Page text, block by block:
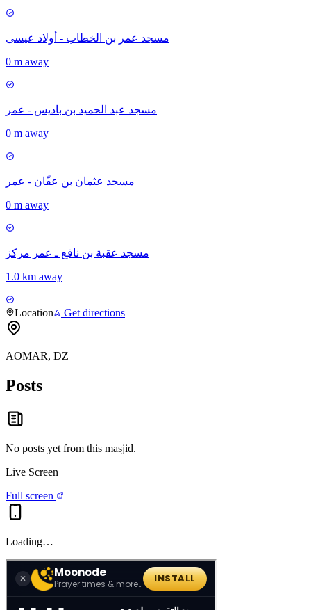
مسجد عمر بن الخطاب - أولاد عيسى
0 m away
مسجد عبد الحميد بن باديس - عمر
0 m away
مسجد عثمان بن عفّان - عمر
0 m away
مسجد عقبة بن نافع ـ عمر مركز
1.0 km away
Location Get directions
AOMAR, DZ
Posts
No posts yet from this masjid.
Live Screen
Full screen
Loading…